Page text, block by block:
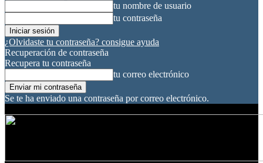
tu nombre de usuario
tu contraseña
¿Olvidaste tu contraseña? consigue ayuda
Recuperación de contraseña
Recupera tu contraseña
tu correo electrónico
Se te ha enviado una contraseña por correo electrónico.